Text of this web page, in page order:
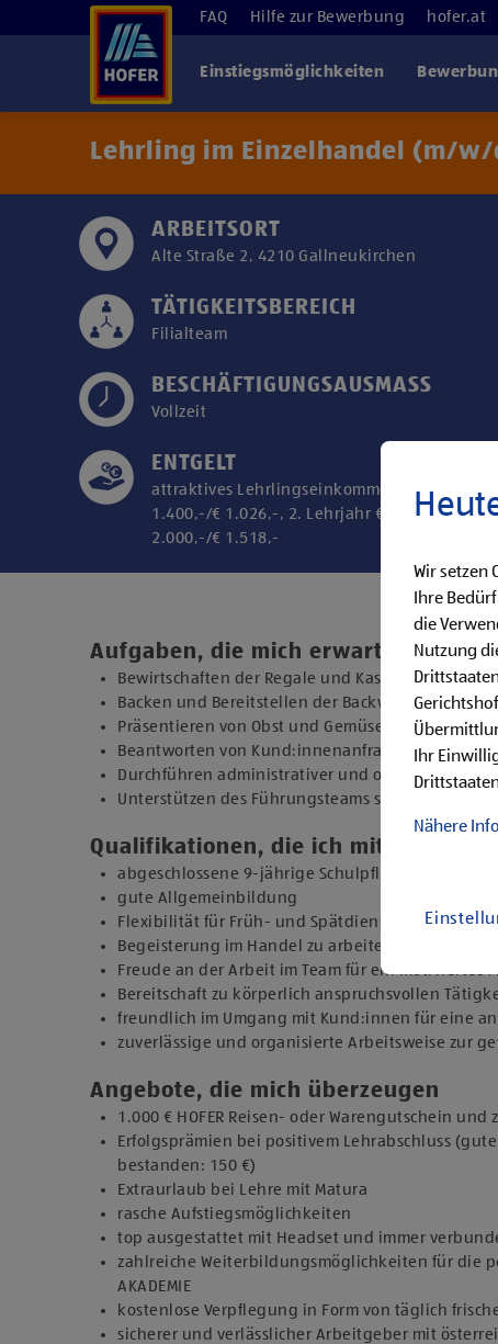
FAQ Hilfe zur Bewerbung hofer.at
Einstiegsmöglichkeiten
Lehrling im Einzelhandel (m/w/
ARBEITSORT
Alte Straße 2, 4210 Gallneukirchen
TÄTIGKEITSBEREICH
Filialteam
BESCHÄFTIGUNGSAUSMASS
Vollzeit
ENTGELT
attraktives Lehrlingseinkommen/
1.400,-/€ 1.026,-, 2. Lehrjahr € 1.600,-/€
2.000,-/€ 1.518,-
Aufgaben, die mich erwarten
Bewirtschaften der Regale und Kassieren der
Backen und Bereitstellen der Backware
Präsentieren von Obst und Gemüse sowie
Beantworten von Kund:innenanfragen
Durchführen administrativer und
Unterstützen des Führungsteams sowie
Qualifikationen, die ich mitbringe
abgeschlossene 9-jährige Schulpflicht
gute Allgemeinbildung
Flexibilität für Früh- und Spätdienste (Montag bis
Begeisterung im Handel zu arbeiten und den
Freude an der Arbeit im Team für ein motiviertes
Bereitschaft zu körperlich anspruchsvollen
freundlich im Umgang mit Kund:innen für eine
zuverlässige und organisierte Arbeitsweise zur
Angebote, die mich überzeugen
1.000 € HOFER Reisen- oder Warengutschein
Erfolgsprämien bei positivem Lehrabschluss
bestanden: 150 €)
Extraurlaub bei Lehre mit Matura
rasche Aufstiegsmöglichkeiten
top ausgestattet mit Headset und immer
zahlreiche Weiterbildungsmöglichkeiten für die
AKADEMIE
kostenlose Verpflegung in Form von täglich
sicherer und verlässlicher Arbeitgeber mit
Wir setzen
Ihre
die
Nutzung
Ihr
Nähere